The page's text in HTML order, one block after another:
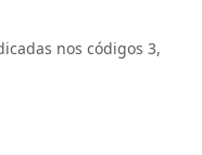
nos códigos 3,